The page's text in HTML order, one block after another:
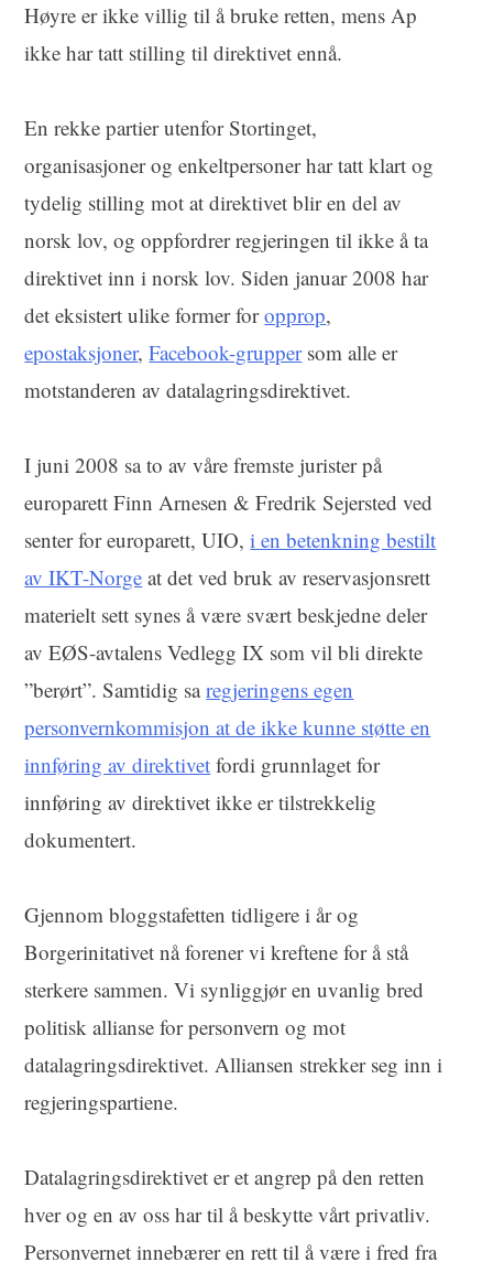
Høyre er ikke villig til å bruke retten, mens Ap
ikke har tatt stilling til direktivet ennå.
En rekke partier utenfor Stortinget,
organisasjoner og enkeltpersoner har tatt klart og
tydelig stilling mot at direktivet blir en del av
norsk lov, og oppfordrer regjeringen til ikke å ta
direktivet inn i norsk lov. Siden januar 2008 har
det eksistert ulike former foropprop,
epostaksjoner,Facebook-gruppersom alle er
motstanderen av datalagringsdirektivet.
I juni 2008 sa to av våre fremste jurister på
europarett Finn Arnesen & Fredrik Sejersted ved
senter for europarett, UIO,i en betenkning bestilt
av IKT-Norge at det ved bruk av reservasjonsrett
materielt sett synes å være svært beskjedne deler
av EØS-avtalens Vedlegg IX som vil bli direkte
”berørt”. Samtidig saregjeringens egen
personvernkommisjon at de ikke kunne støtte en
innføring av direktivet fordi grunnlaget for
innføring av direktivet ikke er tilstrekkelig
dokumentert.
Gjennom bloggstafetten tidligere i år og
Borgerinitativet nå forener vi kreftene for å stå
sterkere sammen. Vi synliggjør en uvanlig bred
politisk allianse for personvern og mot
datalagringsdirektivet. Alliansen strekker seg inn i
regjeringspartiene.
Datalagringsdirektivet er et angrep på den retten
hver og en av oss har til å beskytte vårt privatliv.
Personvernet innebærer en rett til å være i fred fra